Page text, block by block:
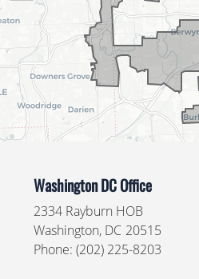
Washington DC Office
2334 Rayburn HOB
Washington, DC20515
Phone: (202) 225-8203